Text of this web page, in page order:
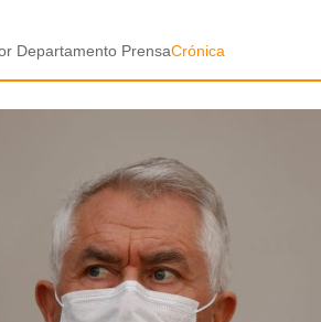
Departamento PrensaCrónica